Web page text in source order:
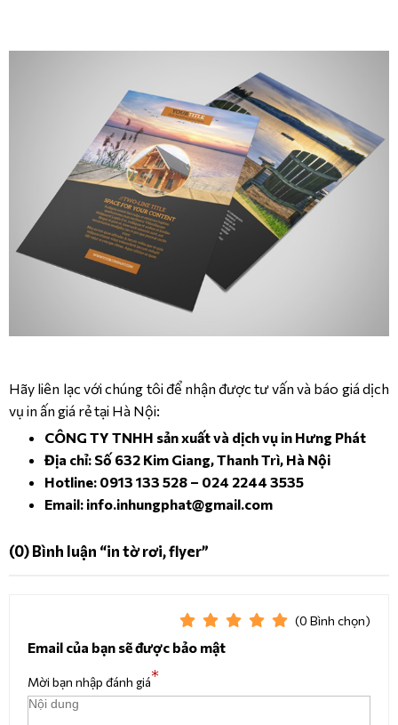
Hãy liên lạc với chúng tôi để nhận được tư vấn và báo giá dịch
vụ in ấn giá rẻ tại Hà Nội:
CÔNG TY TNHH sản xuất và dịch vụ in Hưng Phát
Địa chỉ: Số 632 Kim Giang, Thanh Trì, Hà Nội
Hotline: 0913 133 528 – 024 2244 3535
Email: info.inhungphat@gmail.com
(0) Bình luận “in tờ rơi, flyer”
(0 Bình chọn)
Email của bạn sẽ được bảo mật
Mời bạn nhập đánh giá*